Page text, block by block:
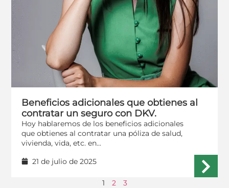
Beneficios adicionales que obtienes al
contratar un seguro con DKV.
Hoy hablaremos de los beneficios adicionales
que obtienes al contratar una póliza de salud,
vivienda, vida, etc. en...
21 de julio de 2025
1 2 3